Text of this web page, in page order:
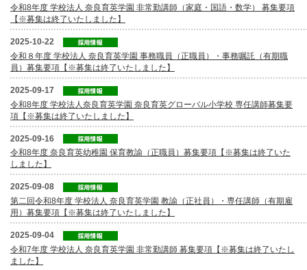
令和8年度 学校法人 奈良育英学園 非常勤講師（家庭・国語・数学） 募集要項
【※募集は終了いたしました】
2025-10-22
令和８年度 学校法人 奈良育英学園 事務職員（正職員）・事務嘱託（有期職
員）募集要項【※募集は終了いたしました】
2025-09-17
令和8年度 学校法人奈良育英学園 奈良育英グローバル小学校 専任講師募集要
項【※募集は終了いたしました】
2025-09-16
令和8年度 奈良育英幼稚園 保育教諭（正職員）募集要項【※募集は終了いた
しました】
2025-09-08
第二回令和8年度 学校法人 奈良育英学園 教諭（正社員）・専任講師（有期雇
用）募集要項【※募集は終了いたしました】
2025-09-04
令和7年度 学校法人 奈良育英学園 非常勤講師 募集要項【※募集は終了いたし
ました】